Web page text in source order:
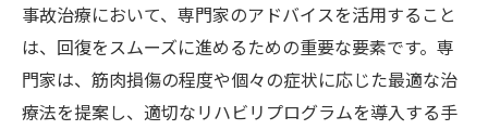
事故治療において、専門家のアドバイスを活用すること
は、回復をスムーズに進めるための重要な要素です。専
門家は、筋肉損傷の程度や個々の症状に応じた最適な治
療法を提案し、適切なリハビリプログラムを導入する手